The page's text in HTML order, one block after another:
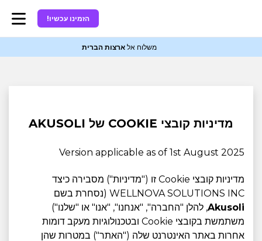
הזמינו עכשיו!
משלוח אל ארצות הברית
מדיניות קובצי COOKIE של AKUSOLI
Version applicable as of 1st August 2025
מדיניות קובצי Cookie זו ("מדיניות") מסבירה כיצד
WELLNOVA SOLUTIONS INC (נסחרת בשם
Akusoli, להלן "החברה", "אנחנו", "אנו" או "שלנו")
משתמשת בקובצי Cookie ובטכנולוגיות מעקב דומות
אחרות באתר האינטרנט שלה ("האתר") במטרות שהן